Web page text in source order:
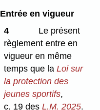
Entrée en vigueur
4
Le présent
règlement entre en
vigueur en même
temps que laLoi sur
la protection des
jeunes sportifs,
c. 19 desL.M. 2025.